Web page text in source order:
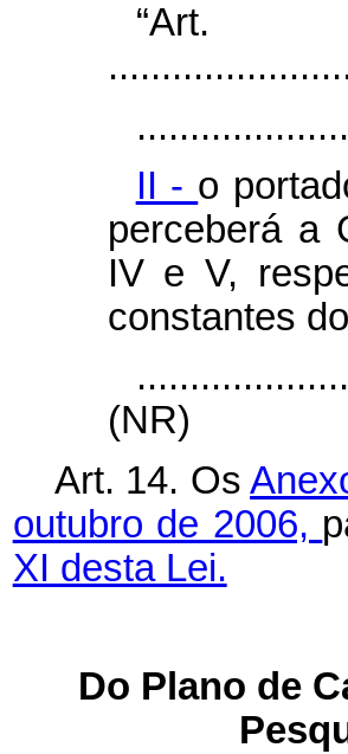
II - o
perceberá a
IV e V,
constantes
(NR)
Art. 14. Os
outubro de 2006,
XI desta Lei.
Do Plano de